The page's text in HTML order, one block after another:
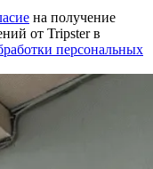
на получение
от Tripster в
персональных